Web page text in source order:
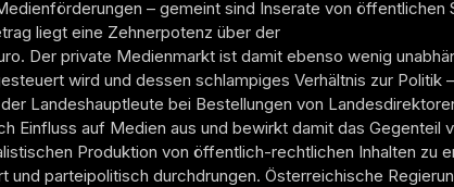
– gemeint sind Inserate von öffentlichen
liegt eine Zehnerpotenz über der
Der private Medienmarkt ist damit ebenso wenig
wird und dessen schlampiges Verhältnis zur Politik
Landeshauptleute bei Bestellungen von
Einfluss auf Medien aus und bewirkt damit das Gegenteil
Produktion von öffentlich-rechtlichen Inhalten zu
parteipolitisch durchdrungen. Österreichische